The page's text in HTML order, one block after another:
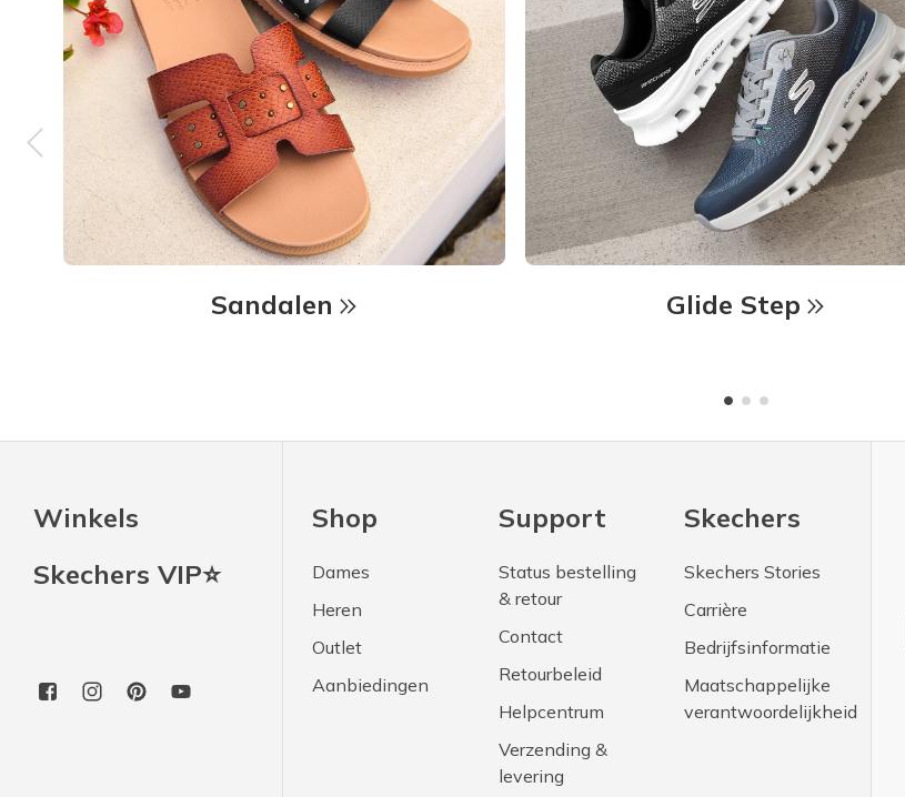
Sandalen Glide Step
Winkels
Skechers VIP⭐
Shop
Dames
Heren
Outlet
Aanbiedingen
Support
Status bestelling
& retour
Contact
Retourbeleid
Helpcentrum
Verzending &
levering
Skechers
Skechers Stories
Carrière
Bedrijfsinformatie
Maatschappelijke
verantwoordelijkheid